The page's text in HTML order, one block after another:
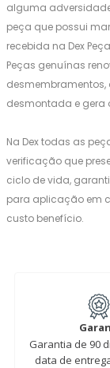
alguma
peça que possui
recebida na Dex
Peças genuínas
desmontada e gera
Na Dex todas as
verificação que
ciclo de vida,
para aplicação em
custo benefício.
Garantia de 90
data de